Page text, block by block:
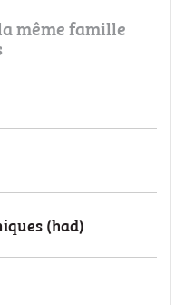
même famille
(had)